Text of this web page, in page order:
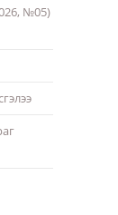
№05)